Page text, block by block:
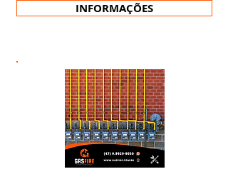
INFORMAÇÕES